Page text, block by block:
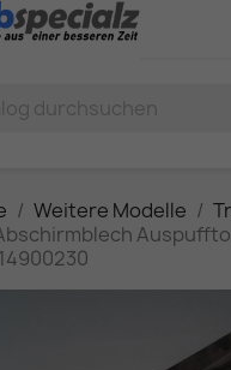
Weitere Modelle